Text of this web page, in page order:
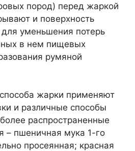
пород) перед жаркой
и поверхность
уменьшения потерь
в нем пищевых
румяной
жарки применяют
и различные способы
рас­пространенные
– пшеничная мука 1-го
просеянная; красная